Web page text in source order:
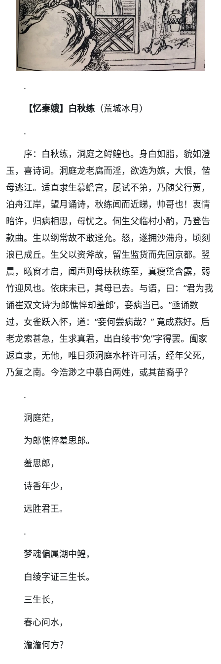
.
【忆秦娥】白秋练 （荒城冰月）
.
序：白秋练，洞庭之鲟鳇也。身白如脂，貌如澄
玉，喜诗词。洞庭龙老腐而淫，欲选为嫔，大恨，偕
母逃江。适直隶生慕蟾宫，屡试不第，乃随父行贾，
泊舟江岸，望月诵诗，秋练闻而近睇，帅哥也！衷情
暗许，归病相思，母忧之。伺生父临村小酌，乃登告
款曲。生以纲常故不敢迳允。怒，遂拥沙滞舟，顷刻
浪已成丘。生父以资斧故，留生监货而先回京都。翌
晨，曦窗才启，闻声则母扶秋练至，真瘦黛含露，弱
竹迎风也。依床未已，其母已去。与语，曰：“君为我
诵崔双文诗‘为郎憔悴却羞郎’，妾病当已。”亟诵数
过，女雀跃入怀，道：“妾何尝病哉？” 竟成燕好。后
老龙索甚急，生求真君，出白绫书“免”字得罢。阖家
返直隶，无他，唯日须洞庭水杯许可活，经年父死，
乃复之南。今浩渺之中慕白两姓，或其苗裔乎？
.
洞庭茫，
为郎憔悴羞思郎。
羞思郎，
诗香年少，
远胜君王。
.
梦魂偏属湖中鳇，
白绫字证三生长。
三生长，
春心问水，
澹澹何方？